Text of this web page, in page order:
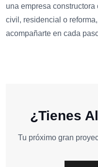
una empresa
civil, residencial o
acompañarte en cada
¿Tienes
Tu próximo gran